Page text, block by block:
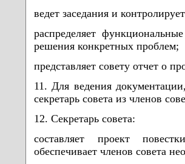
ведет заседания и
распределяет
решения конкретных проблем;
представляет совету отчет о
11. Для ведения
секретарь совета из членов
12. Секретарь совета:
составляет проект
обеспечивает членов совета